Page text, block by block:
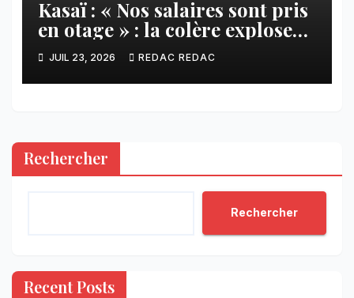
Kasaï : « Nos salaires sont pris
en otage » : la colère explose
contre ADVANS Banque à
Tshikapa
JUIL 23, 2026 REDAC REDAC
Rechercher
Rechercher
Recent Posts